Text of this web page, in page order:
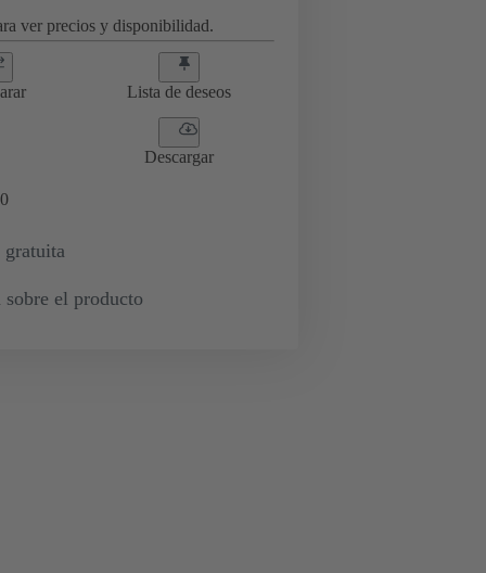
ver precios y disponibilidad.
Lista de deseos
Descargar
0
gratuita
sobre el producto